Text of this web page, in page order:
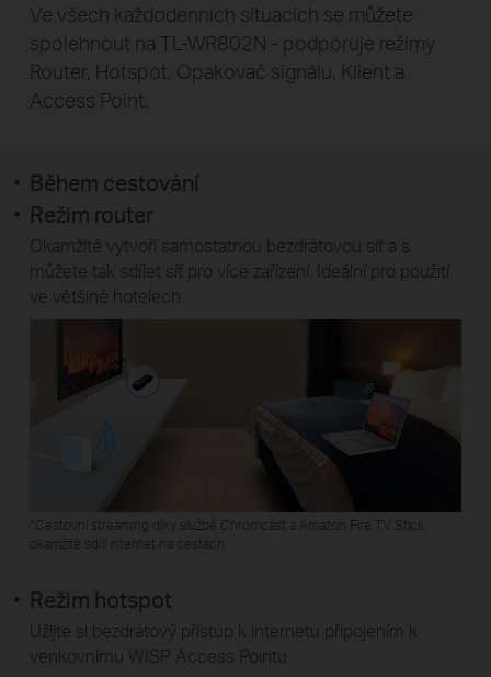
Ve všech každodenních situacích se můžete
spolehnout na TL-WR802N - podporuje režimy
Router, Hotspot, Opakovač signálu, Klient a
Access Point.
Během cestování
Režim router
Okamžitě vytvoří samostatnou bezdrátovou síť a s
můžete tak sdílet síť pro více zařízení. Ideální pro použití
ve většině hotelech.
*Cestovní streaming díky službě Chromcast a Amazon Fire TV Stick
okamžitě sdílí internet na cestách.
Režim hotspot
Užijte si bezdrátový přístup k internetu připojením k
venkovnímu WISP Access Pointu.